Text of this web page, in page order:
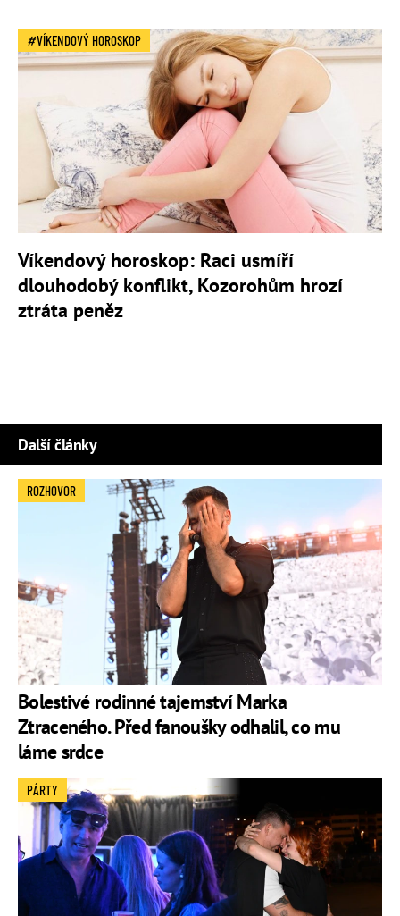
VÍKENDOVÝ HOROSKOP
Víkendový horoskop: Raci usmíří
dlouhodobý konflikt, Kozorohům hrozí
ztráta peněz
Další články
Bolestivé rodinné tajemství Marka
Ztraceného. Před fanoušky odhalil, co mu
láme srdce
ROZHOVOR
PÁRTY